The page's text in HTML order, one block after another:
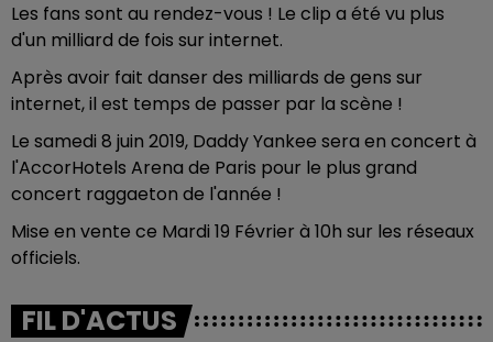
Les fans sont au rendez-vous ! Le clip a été vu plus
d'un milliard de fois sur internet.
Après avoir fait danser des milliards de gens sur
internet, il est temps de passer par la scène !
Le samedi 8 juin 2019, Daddy Yankee sera en concert à
l'AccorHotels Arena de Paris pour le plus grand
concert raggaeton de l'année !
Mise en vente ce Mardi 19 Février à 10h sur les réseaux
officiels.
FIL D'ACTUS